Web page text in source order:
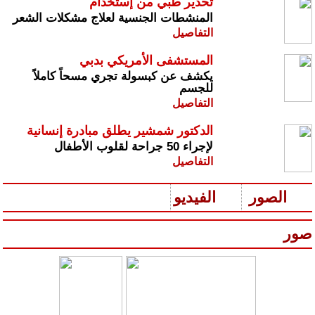
المنشطات الجنسية لعلاج مشكلات الشعر
التفاصيل
المستشفى الأمريكي بدبي
يكشف عن كبسولة تجري مسحاً كاملاً
للجسم
التفاصيل
الدكتور شمشير يطلق مبادرة إنسانية
لإجراء 50 جراحة لقلوب الأطفال
التفاصيل
الصور الفيديو
صور